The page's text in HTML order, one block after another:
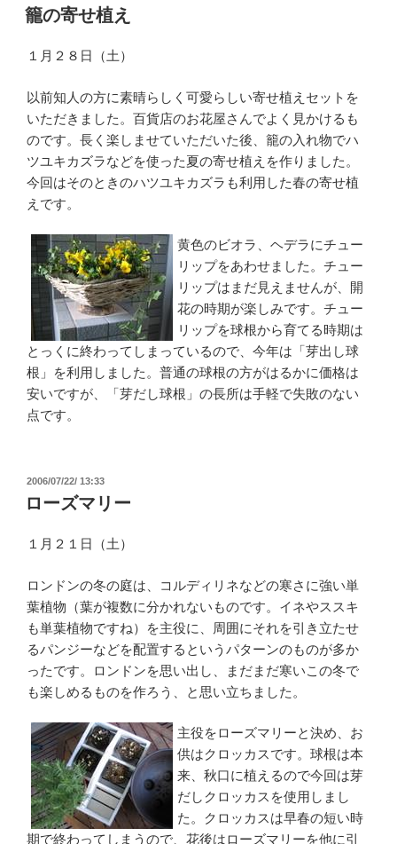
稿
日:
籠の寄せ植え
１月２８日（土）
以前知人の方に素晴らしく可愛らしい寄せ植えセットを
いただきました。百貨店のお花屋さんでよく見かけるも
のです。長く楽しませていただいた後、籠の入れ物でハ
ツユキカズラなどを使った夏の寄せ植えを作りました。
今回はそのときのハツユキカズラも利用した春の寄せ植
えです。
黄色のビオラ、ヘデラにチュー
リップをあわせました。チュー
リップはまだ見えませんが、開
花の時期が楽しみです。チュー
リップを球根から育てる時期は
とっくに終わってしまっているので、今年は「芽出し球
根」を利用しました。普通の球根の方がはるかに価格は
安いですが、「芽だし球根」の長所は手軽で失敗のない
点です。
投
稿
日:
2006/07/22/ 13:33
ローズマリー
１月２１日（土）
ロンドンの冬の庭は、コルディリネなどの寒さに強い単
葉植物（葉が複数に分かれないものです。イネやススキ
も単葉植物ですね）を主役に、周囲にそれを引き立たせ
るパンジーなどを配置するというパターンのものが多か
ったです。ロンドンを思い出し、まだまだ寒いこの冬で
も楽しめるものを作ろう、と思い立ちました。
主役をローズマリーと決め、お
供はクロッカスです。球根は本
来、秋口に植えるので今回は芽
だしクロッカスを使用しまし
た。クロッカスは早春の短い時
期で終わってしまうので、花後はローズマリーを他に引